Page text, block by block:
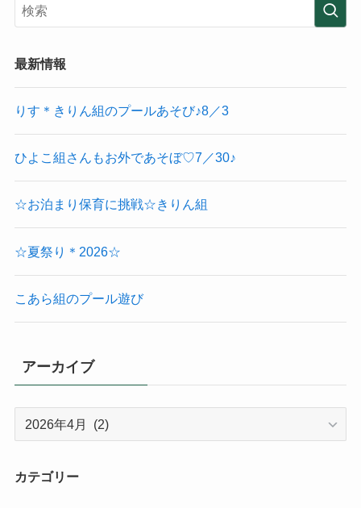
最新情報
りす＊きりん組のプールあそび♪8／3
ひよこ組さんもお外であそぼ♡7／30♪
☆お泊まり保育に挑戦☆きりん組
☆夏祭り＊2026☆
こあら組のプール遊び
アーカイブ
イ
カテゴリー